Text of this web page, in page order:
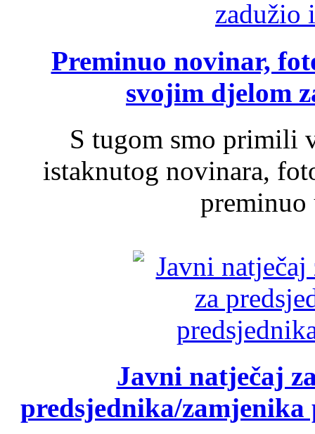
Preminuo novinar,
svojim djelom
S tugom smo primili
istaknutog novinara,
Javni natječaj
predsjednika/